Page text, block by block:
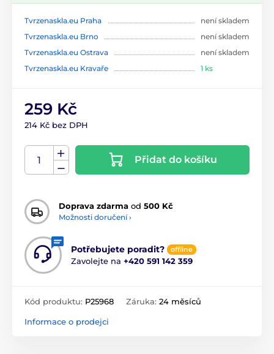
Tvrzenaskla.eu Praha
není skladem
Tvrzenaskla.eu Brno
není skladem
Tvrzenaskla.eu Ostrava
není skladem
Tvrzenaskla.eu Kravaře
1 ks
259 Kč
214 Kč bez DPH
Přidat do košíku
Doprava zdarma od 500 Kč
Možnosti doručení ›
Potřebujete poradit? offline
Zavolejte na +420 591 142 359
Kód produktu: P25968 Záruka: 24 měsíců
Informace o prodejci